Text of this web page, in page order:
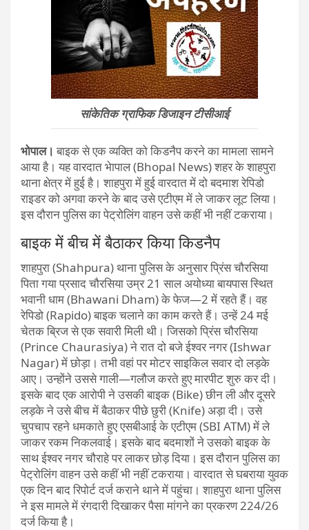
सांकेतिक ग्राफिक डिजाइन टीसीआई
भोपाल। बाइक से एक व्यक्ति को किडनैप करने का मामला सामने
आया है। यह वारदात भेापाल (Bhopal News) शहर के शाहपुरा
थाना क्षेत्र में हुई है। शाहपुरा में हुई वारदात में दो बदमाश रेपिडो
राइडर को अगवा करने के बाद उसे एटीएम में ले जाकर लूट लिया।
इस दौरान पुलिस का पेट्रोलिंग वाहन उसे कहीं भी नहीं टकराया।
बाइक में बीच में बैठाकर किया किडनैप
शाहपुरा (Shahpura) थाना पुलिस के अनुसार प्रिंस चौरसिया
पिता गया प्रसाद चौरसिया उम्र 21 साल अयोध्या बायपास स्थित
भवानी धाम (Bhawani Dham) के फेज—2 में रहते हैं। वह
रेपिडो (Rapido) बाइक चलाने का काम करते हैं। उन्हें 24 मई
चेतक ब्रिज से एक सवारी मिली थी। जिसको प्रिंस चौरसिया
(Prince Chaurasiya) ने रात दो बजे ईश्वर नगर (Ishwar
Nagar) में छोड़ा। तभी वहां पर मोटर साइकिल सवार दो लड़के
आए। उन्होंने उससे गाली—गलौज करते हुए मारपीट शुरु कर दी।
इसके बाद एक आरोपी ने उसकी बाइक (Bike) छीन ली और दूसरे
लड़के ने उसे बीच में बैठाकर पीछे छुरी (Knife) अड़ा दी। उसे
चुपचाप रहने धमकाते हुए एसबीआई के एटीएम (SBI ATM) में ले
जाकर रकम निकलवाई। इसके बाद बदमाशों ने उसको बाइक के
साथ ईश्वर नगर चौराहे पर लाकर छोड़ दिया। इस दौरान पुलिस का
पेट्रोलिंग वाहन उसे कहीं भी नहीं टकराया। वारदात से घबराया युवक
एक दिन बाद रिपोर्ट दर्ज कराने थाने में पहुंचा। शाहपुरा थाना पुलिस
ने इस मामले में रंगदारी दिखाकर पैसा मांगने का प्रकरण 224/26
दर्ज किया है।